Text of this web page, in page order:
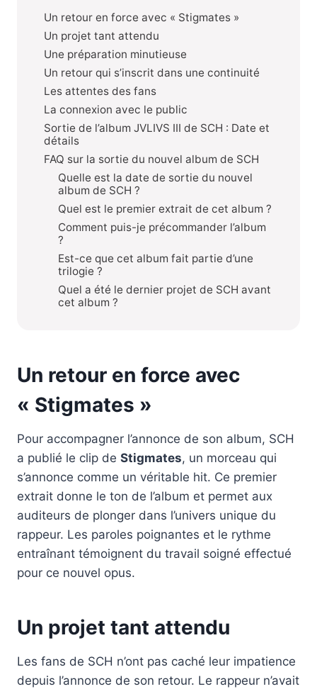
Un retour en force avec « Stigmates »
Un projet tant attendu
Une préparation minutieuse
Un retour qui s’inscrit dans une continuité
Les attentes des fans
La connexion avec le public
Sortie de l’album JVLIVS III de SCH : Date et
détails
FAQ sur la sortie du nouvel album de SCH
Quelle est la date de sortie du nouvel
album de SCH ?
Quel est le premier extrait de cet album ?
Comment puis-je précommander l’album
?
Est-ce que cet album fait partie d’une
trilogie ?
Quel a été le dernier projet de SCH avant
cet album ?
Un retour en force avec
« Stigmates »
Pour accompagner l’annonce de son album, SCH
a publié le clip de Stigmates, un morceau qui
s’annonce comme un véritable hit. Ce premier
extrait donne le ton de l’album et permet aux
auditeurs de plonger dans l’univers unique du
rappeur. Les paroles poignantes et le rythme
entraînant témoignent du travail soigné effectué
pour ce nouvel opus.
Un projet tant attendu
Les fans de SCH n’ont pas caché leur impatience
depuis l’annonce de son retour. Le rappeur n’avait